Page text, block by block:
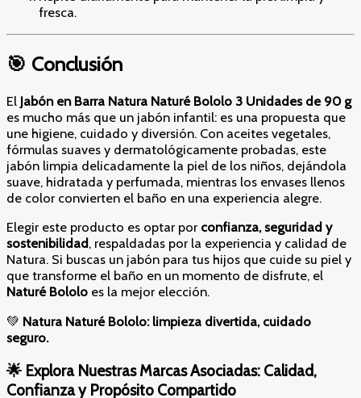
fresca.
🎯 Conclusión
El Jabón en Barra Natura Naturé Bololo 3 Unidades de 90 g
es mucho más que un jabón infantil: es una propuesta que
une higiene, cuidado y diversión. Con aceites vegetales,
fórmulas suaves y dermatológicamente probadas, este
jabón limpia delicadamente la piel de los niños, dejándola
suave, hidratada y perfumada, mientras los envases llenos
de color convierten el baño en una experiencia alegre.
Elegir este producto es optar por confianza, seguridad y
sostenibilidad, respaldadas por la experiencia y calidad de
Natura. Si buscas un jabón para tus hijos que cuide su piel y
que transforme el baño en un momento de disfrute, el
Naturé Bololo es la mejor elección.
💚 Natura Naturé Bololo: limpieza divertida, cuidado
seguro.
🌟 Explora Nuestras Marcas Asociadas: Calidad,
Confianza y Propósito Compartido